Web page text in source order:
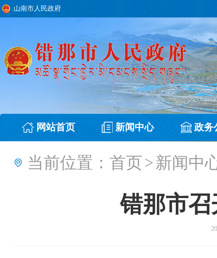
山南市人民政府
网站首页 新闻中心 政务
当前位置： 首页>新闻中
错那市